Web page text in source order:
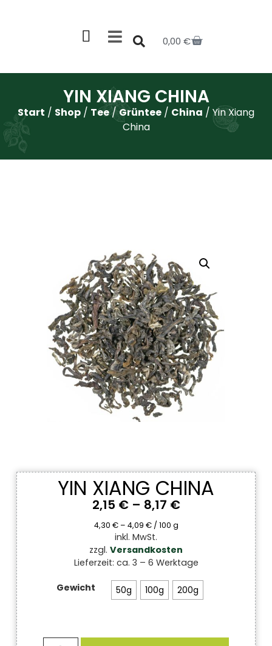
0,00 €
YIN XIANG CHINA
Start / Shop / Tee/Grüntee / China / Yin Xiang
China
YIN XIANG CHINA
2,15 €– 8,17 €
4,30 €– 4,09 €/ 100 g
inkl. MwSt.
zzgl. Versandkosten
Lieferzeit: ca. 3 – 6 Werktage
Gewicht 50g 100g 200g